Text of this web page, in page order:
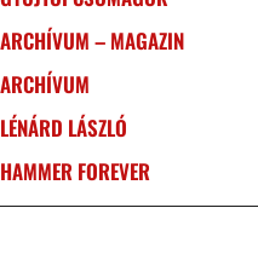
ARCHÍVUM – MAGAZIN
ARCHÍVUM
LÉNÁRD LÁSZLÓ
HAMMER FOREVER